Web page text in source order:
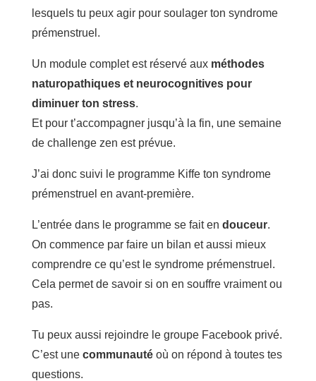
lesquels tu peux agir pour soulager ton syndrome
prémenstruel.
Un module complet est réservé aux méthodes
naturopathiques et neurocognitives pour
diminuer ton stress.
Et pour t’accompagner jusqu’à la fin, une semaine
de challenge zen est prévue.
J’ai donc suivi le programme Kiffe ton syndrome
prémenstruel en avant-première.
L’entrée dans le programme se fait en douceur.
On commence par faire un bilan et aussi mieux
comprendre ce qu’est le syndrome prémenstruel.
Cela permet de savoir si on en souffre vraiment ou
pas.
Tu peux aussi rejoindre le groupe Facebook privé.
C’est une communauté où on répond à toutes tes
questions.